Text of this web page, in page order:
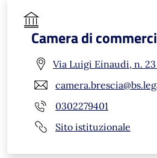
Camera di
Via Luigi Einaudi, n. 23
0302279401
Sito istituzionale